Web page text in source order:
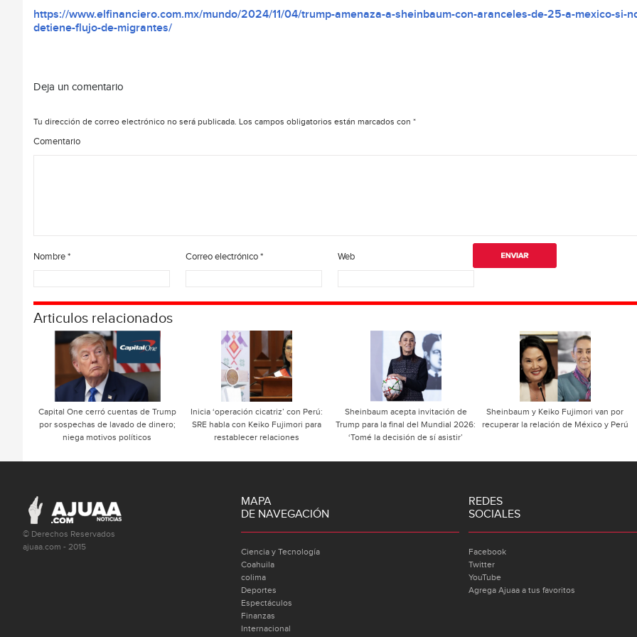
https://www.elfinanciero.com.mx/mundo/2024/11/04/trump-amenaza-a-sheinbaum-con-aranceles-de-25-a-mexico-si-
detiene-flujo-de-migrantes/
Deja un comentario
Tu dirección de correo electrónico no será publicada. Los campos obligatorios están marcados con *
Comentario
Nombre* Correo electrónico* Web
Articulos relacionados
Capital One cerró cuentas de Trump
por sospechas de lavado de dinero;
niega motivos políticos
Inicia ‘operación cicatriz’ con Perú:
SRE habla con Keiko Fujimori para
restablecer relaciones
Sheinbaum acepta invitación de
Trump para la final del Mundial 2026:
‘Tomé la decisión de sí asistir’
Sheinbaum y Keiko Fujimori van por
recuperar la relación de México y Perú
© Derechos Reservados
ajuaa.com - 2015
MAPA
DE NAVEGACIÓN
Ciencia y Tecnología
Coahuila
colima
Deportes
Espectáculos
Finanzas
Internacional
REDES
SOCIALES
Facebook
Twitter
YouTube
Agrega Ajuaa a tus favoritos